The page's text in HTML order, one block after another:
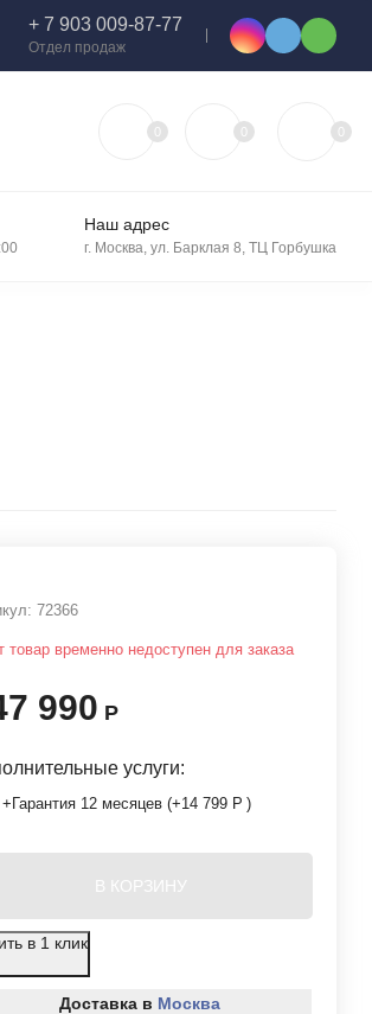
+ 7 903 009-87-77
Отдел продаж
0 0 0
Наш адрес
г. Москва, ул. Барклая 8, ТЦ Горбушка
72366
товар временно недоступен для заказа
990 Р
услуги:
+Гарантия 12 месяцев (+14 799 Р )
В КОРЗИНУ
в 1 клик
Доставка в Москва